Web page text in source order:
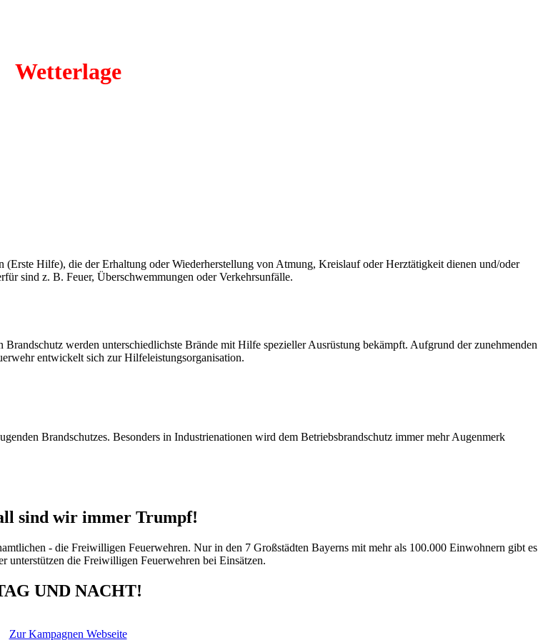
Wetterlage
Hilfe), die der Erhaltung oder Wiederherstellung von Atmung, Kreislauf oder Herztätigkeit dienen und/oder
sind z. B. Feuer, Überschwemmungen oder Verkehrsunfälle.
werden unterschiedlichste Brände mit Hilfe spezieller Ausrüstung bekämpft. Aufgrund der zunehmenden
entwickelt sich zur Hilfeleistungsorganisation.
Brandschutzes. Besonders in Industrienationen wird dem Betriebsbrandschutz immer mehr Augenmerk
sind wir immer Trumpf!
- die Freiwilligen Feuerwehren. Nur in den 7 Großstädten Bayerns mit mehr als 100.000 Einwohnern gibt es
unterstützen die Freiwilligen Feuerwehren bei Einsätzen.
UND NACHT!
Zur Kampagnen Webseite